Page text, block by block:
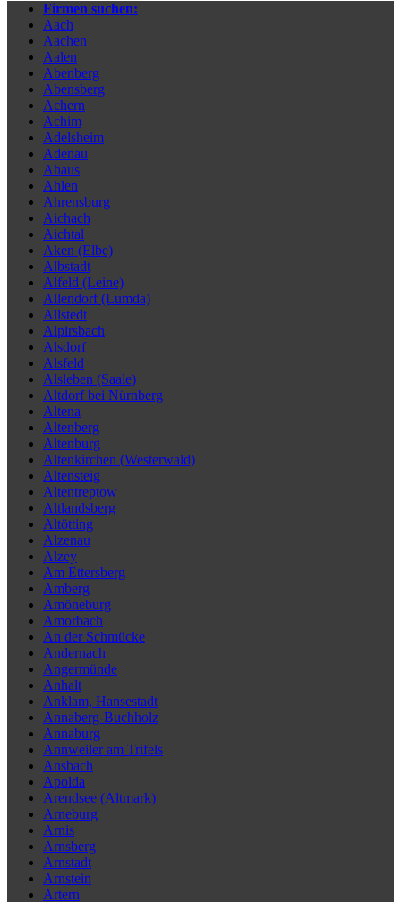
Firmen suchen:
Aach
Aachen
Aalen
Abenberg
Abensberg
Achern
Achim
Adelsheim
Adenau
Ahaus
Ahlen
Ahrensburg
Aichach
Aichtal
Aken (Elbe)
Albstadt
Alfeld (Leine)
Allendorf (Lumda)
Allstedt
Alpirsbach
Alsdorf
Alsfeld
Alsleben (Saale)
Altdorf bei Nürnberg
Altena
Altenberg
Altenburg
Altenkirchen (Westerwald)
Altensteig
Altentreptow
Altlandsberg
Altötting
Alzenau
Alzey
Am Ettersberg
Amberg
Amöneburg
Amorbach
An der Schmücke
Andernach
Angermünde
Anhalt
Anklam, Hansestadt
Annaberg-Buchholz
Annaburg
Annweiler am Trifels
Ansbach
Apolda
Arendsee (Altmark)
Arneburg
Arnis
Arnsberg
Arnstadt
Arnstein
Artern